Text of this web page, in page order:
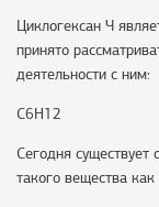
Циклогексан Ч
принято
деятельности с ним:
C6H12
Сегодня
такого вещества как